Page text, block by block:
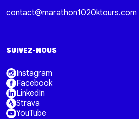
contact@marathon1020ktours.com
SUIVEZ-NOUS
Instagram
Facebook
LinkedIn
Strava
YouTube